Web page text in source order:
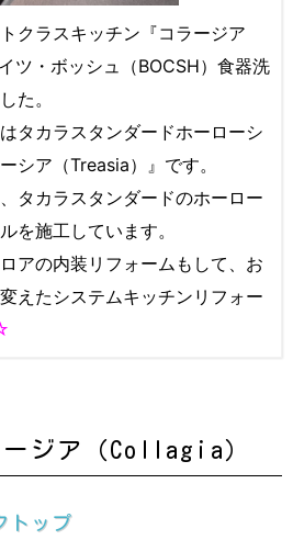
クラスキッチン『コラージア
ツ・ボッシュ（BOCSH）食器洗
た。
タカラスタンダードホーローシ
シア（Treasia）』です。
タカラスタンダードのホーロー
を施工しています。
アの内装リフォームもして、お
えたシステムキッチンリフォー
ージア（Collagia）
トップ